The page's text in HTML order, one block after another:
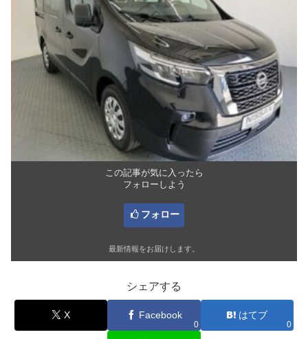
この記事が気に入ったら
フォローしよう
フォロー
最新情報をお届けします。
シェアする
X Facebook
0
はてブ
0